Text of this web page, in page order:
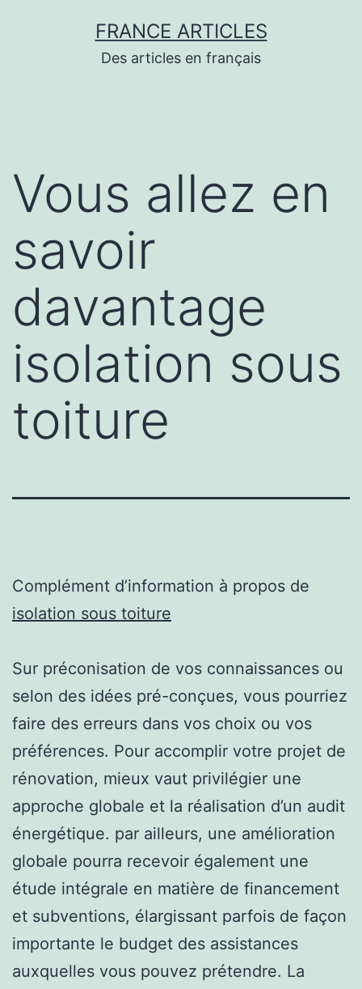
FRANCE ARTICLES
Des articles en français
Vous allez en
savoir
davantage
isolation sous
toiture
Complément d’information à propos de
isolation sous toiture
Sur préconisation de vos connaissances ou
selon des idées pré-conçues, vous pourriez
faire des erreurs dans vos choix ou vos
préférences. Pour accomplir votre projet de
rénovation, mieux vaut privilégier une
approche globale et la réalisation d’un audit
énergétique. par ailleurs, une amélioration
globale pourra recevoir également une
étude intégrale en matière de financement
et subventions, élargissant parfois de façon
importante le budget des assistances
auxquelles vous pouvez prétendre. La